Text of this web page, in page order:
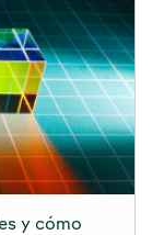
y cómo